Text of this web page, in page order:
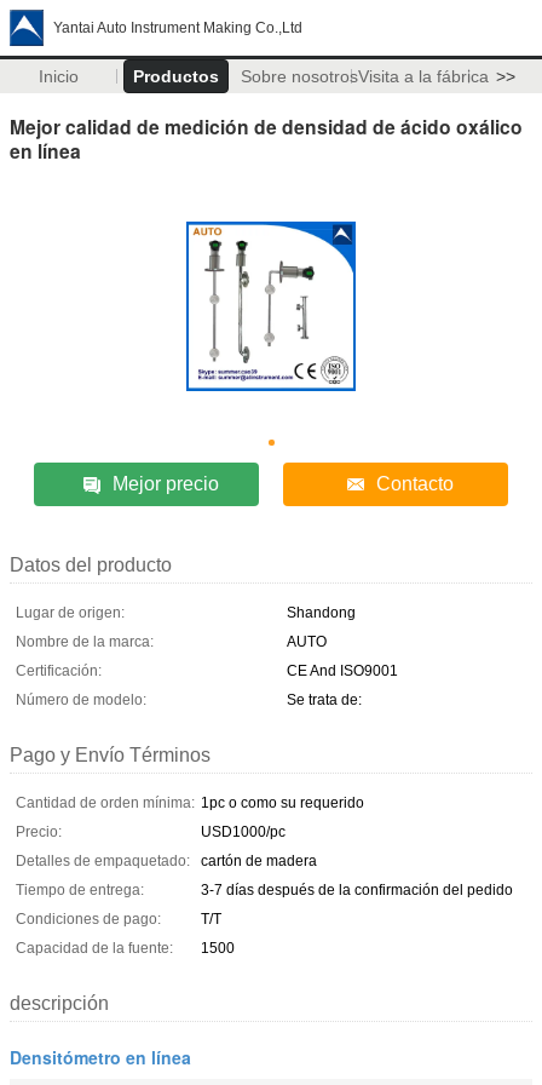
Yantai Auto Instrument Making Co.,Ltd
Inicio Productos Sobre nosotrosVisita a la fábrica >>
Mejor calidad de medición de densidad de ácido oxálico
en línea
Mejor precio Contacto
Datos del producto
Lugar de origen:
Shandong
Nombre de la marca:
AUTO
Certificación:
CE And ISO9001
Número de modelo:
Se trata de:
Pago y Envío Términos
Cantidad de orden mínima: 1pc o como su requerido
Precio:
USD1000/pc
Detalles de empaquetado:
cartón de madera
Tiempo de entrega:
3-7 días después de la confirmación del pedido
Condiciones de pago:
T/T
Capacidad de la fuente:
1500
descripción
Densitómetro en línea